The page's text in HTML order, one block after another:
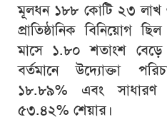
মূলধন ১৮৮ কোটি ২৩ লাখ
প্রাতিষ্ঠানিক বিনিয়োগ
মাসে ১.৮০ শতাংশ বেড়ে
বর্তমানে উদ্যোক্তা
১৮.৮৯% এবং সাধারণ
৫৩.৪২% শেয়ার।